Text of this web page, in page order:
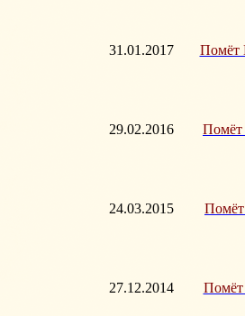
31.01.2017 Помёт
29.02.2016
24.03.2015
27.12.2014